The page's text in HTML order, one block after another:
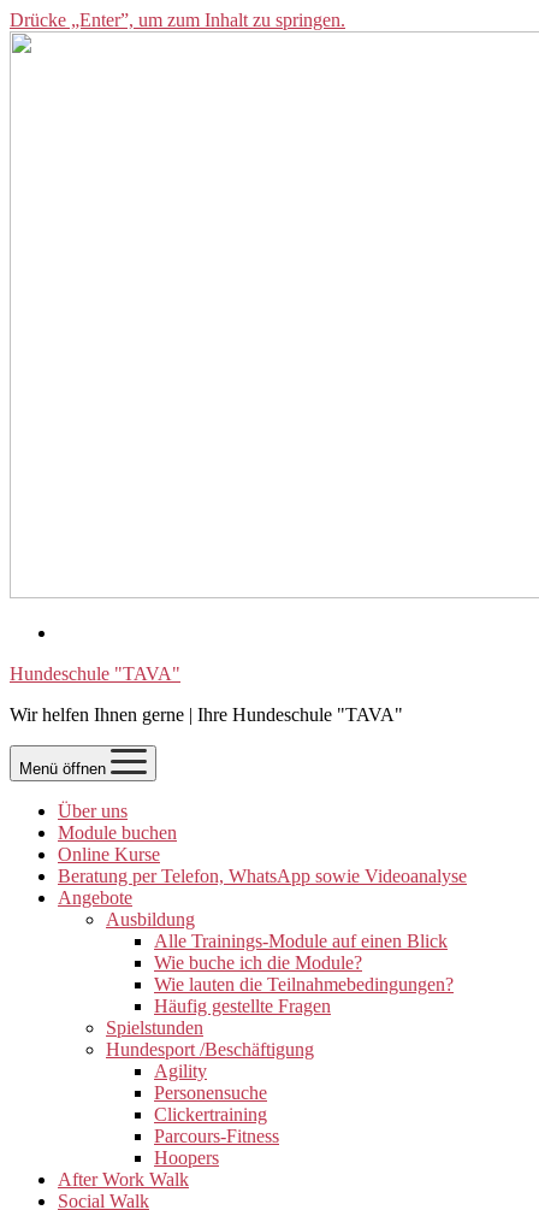
Drücke „Enter”, um zum Inhalt zu springen.
Hundeschule "TAVA"
Wir helfen Ihnen gerne | Ihre Hundeschule "TAVA"
Menü öffnen
Über uns
Module buchen
Online Kurse
Beratung per Telefon, WhatsApp sowie Videoanalyse
Angebote
Ausbildung
Alle Trainings-Module auf einen Blick
Wie buche ich die Module?
Wie lauten die Teilnahmebedingungen?
Häufig gestellte Fragen
Spielstunden
Hundesport /Beschäftigung
Agility
Personensuche
Clickertraining
Parcours-Fitness
Hoopers
After Work Walk
Social Walk